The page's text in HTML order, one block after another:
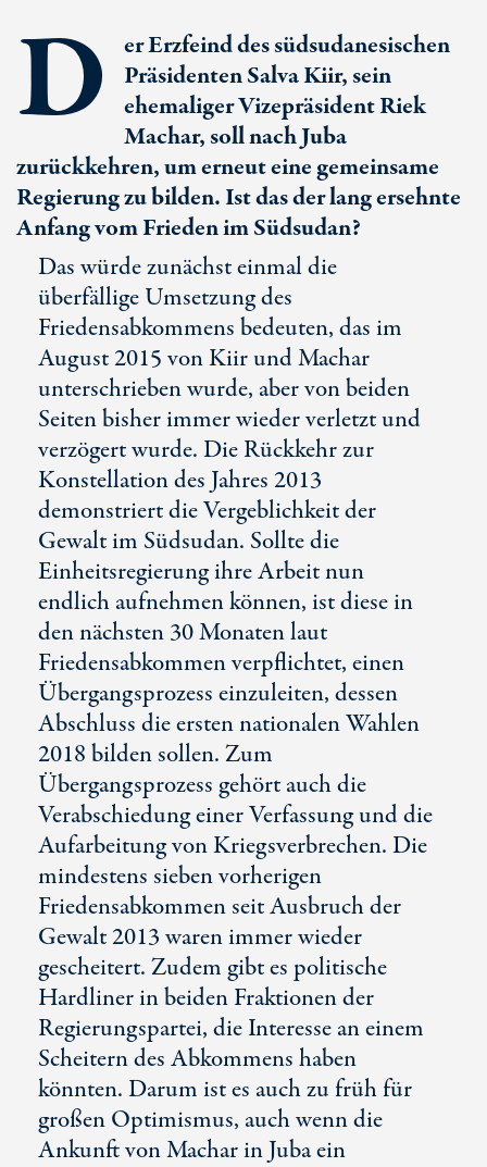
D
er Erzfeind des südsudanesischen
Präsidenten Salva Kiir, sein
ehemaliger Vizepräsident Riek
Machar, soll nach Juba
zurückkehren, um erneut eine gemeinsame
Regierung zu bilden. Ist das der lang ersehnte
Anfang vom Frieden im Südsudan?
Das würde zunächst einmal die
überfällige Umsetzung des
Friedensabkommens bedeuten, das im
August 2015 von Kiir und Machar
unterschrieben wurde, aber von beiden
Seiten bisher immer wieder verletzt und
verzögert wurde. Die Rückkehr zur
Konstellation des Jahres 2013
demonstriert die Vergeblichkeit der
Gewalt im Südsudan. Sollte die
Einheitsregierung ihre Arbeit nun
endlich aufnehmen können, ist diese in
den nächsten 30 Monaten laut
Friedensabkommen verpflichtet, einen
Übergangsprozess einzuleiten, dessen
Abschluss die ersten nationalen Wahlen
2018 bilden sollen. Zum
Übergangsprozess gehört auch die
Verabschiedung einer Verfassung und die
Aufarbeitung von Kriegsverbrechen. Die
mindestens sieben vorherigen
Friedensabkommen seit Ausbruch der
Gewalt 2013 waren immer wieder
gescheitert. Zudem gibt es politische
Hardliner in beiden Fraktionen der
Regierungspartei, die Interesse an einem
Scheitern des Abkommens haben
könnten. Darum ist es auch zu früh für
großen Optimismus, auch wenn die
Ankunft von Machar in Juba ein